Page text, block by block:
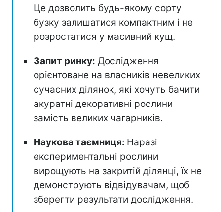
Це дозволить будь-якому сорту
бузку залишатися компактним і не
розростатися у масивний кущ.
Запит ринку: Дослідження
орієнтоване на власників невеликих
сучасних ділянок, які хочуть бачити
акуратні декоративні рослини
замість великих чагарників.
Наукова таємниця: Наразі
експериментальні рослини
вирощують на закритій ділянці, їх не
демонструють відвідувачам, щоб
зберегти результати дослідження.